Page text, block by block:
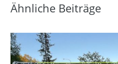
Ähnliche Beiträge